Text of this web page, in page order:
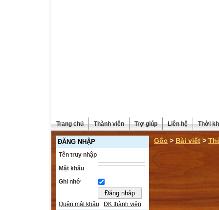
Trang chủ Thành viên Trợ giúp Liên hệ Thời
ĐĂNG NHẬP
Tên truy nhập
Mật khẩu
Ghi nhớ
Quên mật khẩu ĐK thành viên
Gốc > Bài viết >